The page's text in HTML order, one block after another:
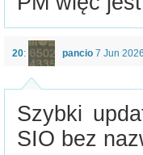
20: pancio 7 Jun
Szybki
SIO bez